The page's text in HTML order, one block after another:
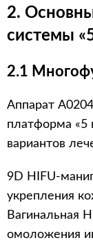
2.
системы
2.1
Аппарат
платформа «5
вариантов
9D HIFU-
укрепления
Вагинальная
омоложения